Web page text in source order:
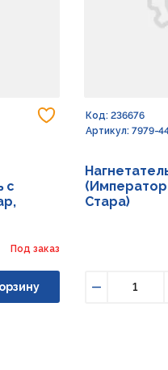
Добавить в
с
Под заказ
Код: 236676
Артикул: 7979-
Стара)